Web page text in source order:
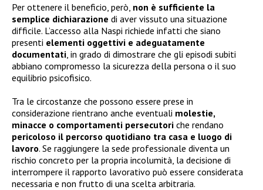
Per ottenere il beneficio, però, non è sufficiente la
semplice dichiarazione di aver vissuto una situazione
difficile. L’accesso alla Naspi richiede infatti che siano
presenti elementi oggettivi e adeguatamente
documentati , in grado di dimostrare che gli episodi subiti
abbiano compromesso la sicurezza della persona o il suo
equilibrio psicofisico.
Tra le circostanze che possono essere prese in
considerazione rientrano anche eventuali molestie,
minacce o comportamenti persecutori che rendano
pericoloso il percorso quotidiano tra casa e luogo di
lavoro. Se raggiungere la sede professionale diventa un
rischio concreto per la propria incolumità, la decisione di
interrompere il rapporto lavorativo può essere considerata
necessaria e non frutto di una scelta arbitraria.